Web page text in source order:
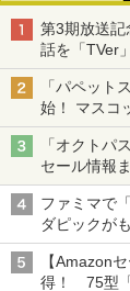
第3期放送
話を「TVer
「パペット
始！ マスコ
「オクトパ
セール情報
ニンテンド
ファミマで
ダピックが
【Amazon
得！ 75型